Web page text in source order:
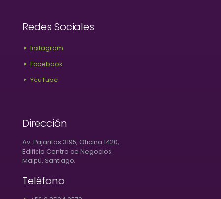
Redes Sociales
Instagram
Facebook
YouTube
Dirección
Av. Pajaritos 3195, Oficina 1420,
Edificio Centro de Negocios
Maipú, Santiago.
Teléfono